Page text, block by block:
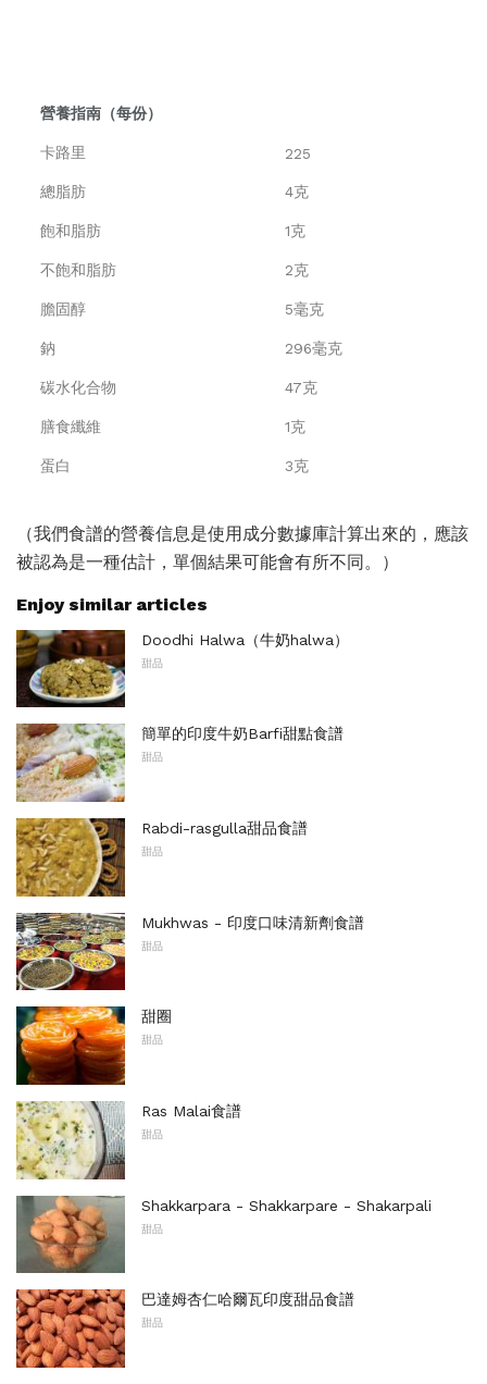
營養指南（每份）
卡路里 225
總脂肪 4克
飽和脂肪 1克
不飽和脂肪 2克
膽固醇 5毫克
鈉 296毫克
碳水化合物 47克
膳食纖維 1克
蛋白 3克
（我們食譜的營養信息是使用成分數據庫計算出來的，應該
被認為是一種估計，單個結果可能會有所不同。）
Enjoy similar articles
Doodhi Halwa（牛奶halwa）
甜品
簡單的印度牛奶Barfi甜點食譜
甜品
Rabdi-rasgulla甜品食譜
甜品
Mukhwas - 印度口味清新劑食譜
甜品
甜圈
甜品
Ras Malai食譜
甜品
Shakkarpara - Shakkarpare - Shakarpali
甜品
巴達姆杏仁哈爾瓦印度甜品食譜
甜品